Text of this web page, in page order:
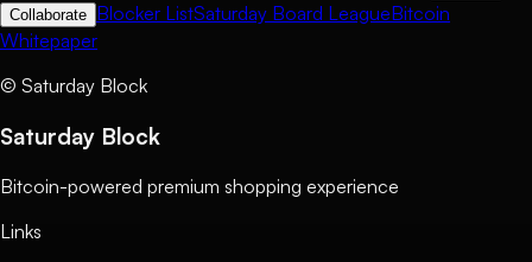
Collaborate Blocker ListSaturday Board LeagueBitcoin
Whitepaper
© Saturday Block
Saturday Block
Bitcoin-powered premium shopping experience
Links